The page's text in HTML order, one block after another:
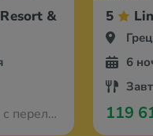
& Spa
из Ганновера
5
6
119